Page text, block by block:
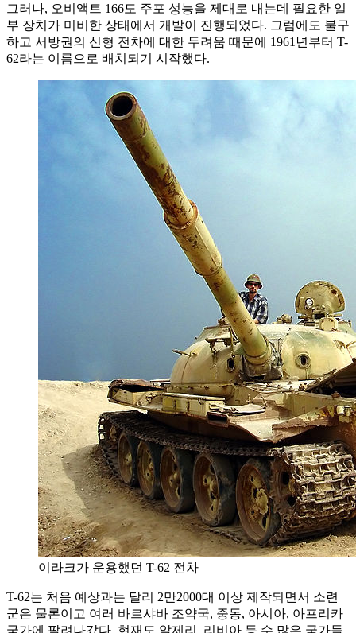
그러나, 오비액트 166도 주포 성능을 제대로 내는데 필요한 일
부 장치가 미비한 상태에서 개발이 진행되었다. 그럼에도 불구
하고 서방권의 신형 전차에 대한 두려움 때문에 1961년부터 T-
62라는 이름으로 배치되기 시작했다.
이라크가 운용했던 T-62 전차
T-62는 처음 예상과는 달리 2만2000대 이상 제작되면서 소련
군은 물론이고 여러 바르샤바 조약국, 중동, 아시아, 아프리카
국가에 팔려나갔다. 현재도 알제리, 리비아 등 수 많은 국가들